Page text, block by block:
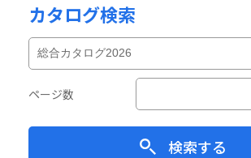
カタログ検索
ページ数
検索する